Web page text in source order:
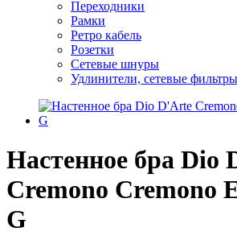
Переходники
Рамки
Ретро кабель
Розетки
Сетевые шнуры
Удлинители, сетевые фильтры
Настенное бра Dio
Cremono Cremono
G